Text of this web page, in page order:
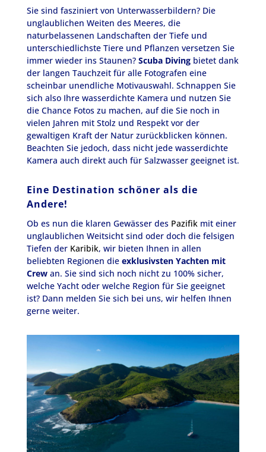
Sie sind fasziniert von Unterwasserbildern? Die
unglaublichen Weiten des Meeres, die
naturbelassenen Landschaften der Tiefe und
unterschiedlichste Tiere und Pflanzen versetzen Sie
immer wieder ins Staunen? Scuba Diving bietet dank
der langen Tauchzeit für alle Fotografen eine
scheinbar unendliche Motivauswahl. Schnappen Sie
sich also Ihre wasserdichte Kamera und nutzen Sie
die Chance Fotos zu machen, auf die Sie noch in
vielen Jahren mit Stolz und Respekt vor der
gewaltigen Kraft der Natur zurückblicken können.
Beachten Sie jedoch, dass nicht jede wasserdichte
Kamera auch direkt auch für Salzwasser geeignet ist.
Eine Destination schöner als die
Andere!
Ob es nun die klaren Gewässer des Pazifikmit einer
unglaublichen Weitsicht sind oder doch die felsigen
Tiefen der Karibik, wir bieten Ihnen in allen
beliebten Regionen die exklusivsten Yachten mit
Crewan. Sie sind sich noch nicht zu 100% sicher,
welche Yacht oder welche Region für Sie geeignet
ist? Dann melden Sie sich bei uns, wir helfen Ihnen
gerne weiter.